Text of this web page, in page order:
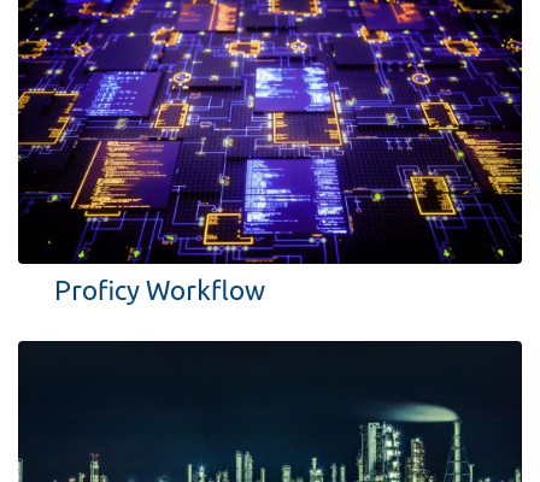
Proficy Workflow